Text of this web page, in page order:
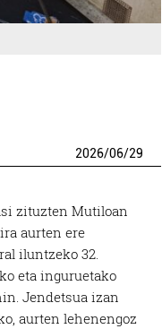
2026/06/29
zituzten Mutiloan
aurten ere
iluntzeko 32.
eta inguruetako
Jendetsua izan
aurten lehenengoz